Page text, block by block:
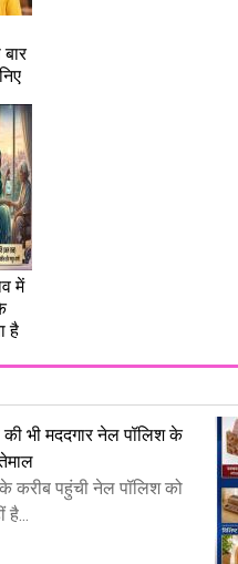
में
है
की भी मददगार नेल पॉलिश के
के करीब पहुंची नेल पॉलिश को
है...